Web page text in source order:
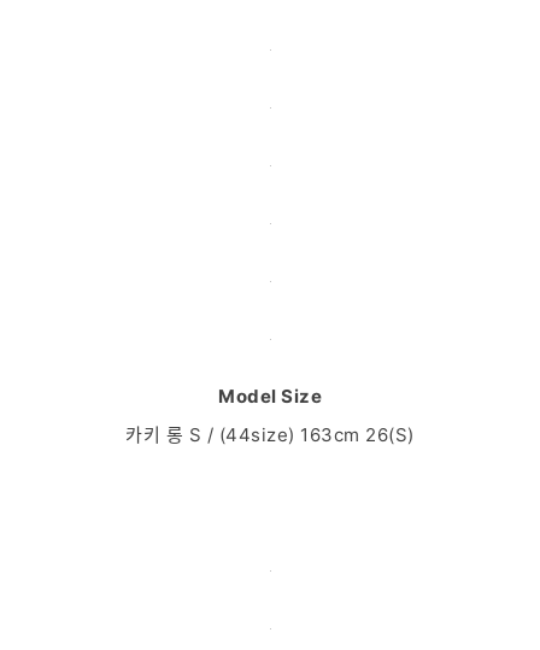
Model Size
카키 롱 S / (44size) 163cm 26(S)